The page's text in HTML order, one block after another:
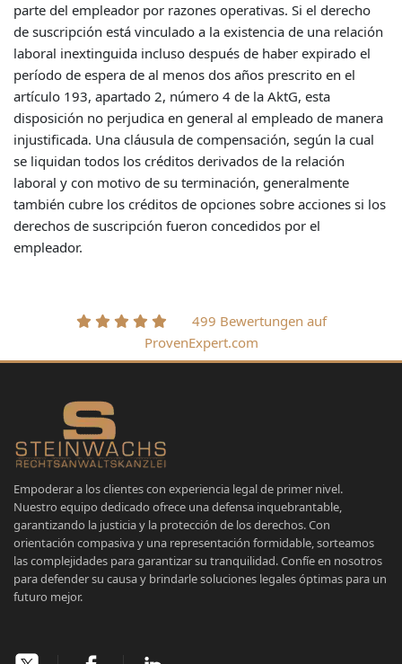
parte del empleador por razones operativas. Si el derecho
de suscripción está vinculado a la existencia de una relación
laboral inextinguida incluso después de haber expirado el
período de espera de al menos dos años prescrito en el
artículo 193, apartado 2, número 4 de la AktG, esta
disposición no perjudica en general al empleado de manera
injustificada. Una cláusula de compensación, según la cual
se liquidan todos los créditos derivados de la relación
laboral y con motivo de su terminación, generalmente
también cubre los créditos de opciones sobre acciones si los
derechos de suscripción fueron concedidos por el
empleador.
499 Bewertungen auf
ProvenExpert.com
Empoderar a los clientes con experiencia legal de primer nivel.
Nuestro equipo dedicado ofrece una defensa inquebrantable,
garantizando la justicia y la protección de los derechos. Con
orientación compasiva y una representación formidable, sorteamos
las complejidades para garantizar su tranquilidad. Confíe en nosotros
para defender su causa y brindarle soluciones legales óptimas para un
futuro mejor.